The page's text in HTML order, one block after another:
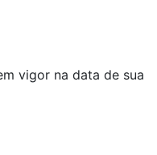
vigor na data de sua